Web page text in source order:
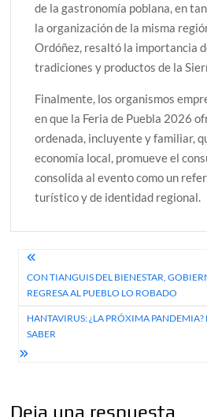
de la gastronomía poblana, en
la organización de la misma
Ordóñez, resaltó la importancia
tradiciones y productos de la
Finalmente, los organismos
en que la Feria de Puebla 2026
ordenada, incluyente y familiar,
economía local, promueve el
consolida al evento como un
turístico y de identidad regional.
Navegación
de
entradas
CON TIANGUIS DEL BIENESTAR,
REGRESA AL PUEBLO LO ROBADO
HANTAVIRUS: ¿LA PRÓXIMA PANDEMIA?
SABER
Deja una respuesta